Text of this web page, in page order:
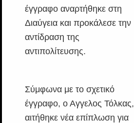
έγγραφο αναρτήθηκε στη
Διαύγεια και προκάλεσε την
αντίδραση της
αντιπολίτευσης.
Σύμφωνα με το σχετικό
έγγραφο, ο Αγγελος Τόλκας,
αιτήθηκε νέα επίπλωση για